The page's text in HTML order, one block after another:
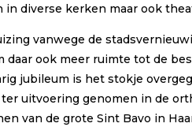
diverse kerken maar ook
vanwege de
daar ook meer ruimte tot de
jubileum is het stokje
ter uitvoering genomen in de
van de grote Sint Bavo in